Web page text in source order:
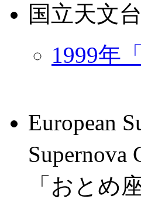
国立天文
1999年
European
「おとめ